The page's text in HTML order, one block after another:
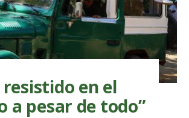
resistido en el
pesar de todo”